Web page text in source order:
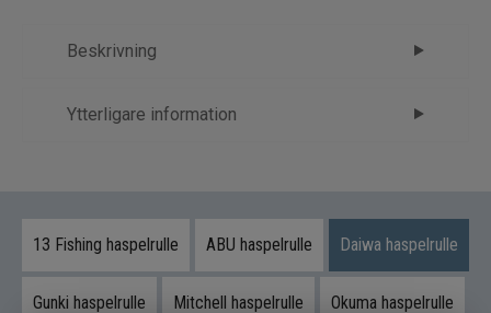
Beskrivning
Daiwa 23 Fuego LT Haspelrulle
driftsäkerhet. Med materialet Zaion V och
avancerad intern teknik levererar rullen prestanda
i absolut toppklass.
Ytterligare information
13 Fishing haspelrulle ABU haspelrulle Daiwa haspelrulle
Gunki haspelrulle Mitchell haspelrulle Okuma haspelrulle